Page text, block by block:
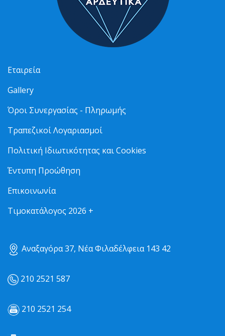
Εταιρεία
Gallery
Όροι Συνεργασίας - Πληρωμής
Τραπεζικοί Λογαριασμοί
Πολιτική Ιδιωτικότητας και Cookies
Έντυπη Προώθηση
Επικοινωνία
Τιμοκατάλογος 2026 +
Αναξαγόρα 37, Νέα Φιλαδέλφεια 143 42
210 2521 587
210 2521 254